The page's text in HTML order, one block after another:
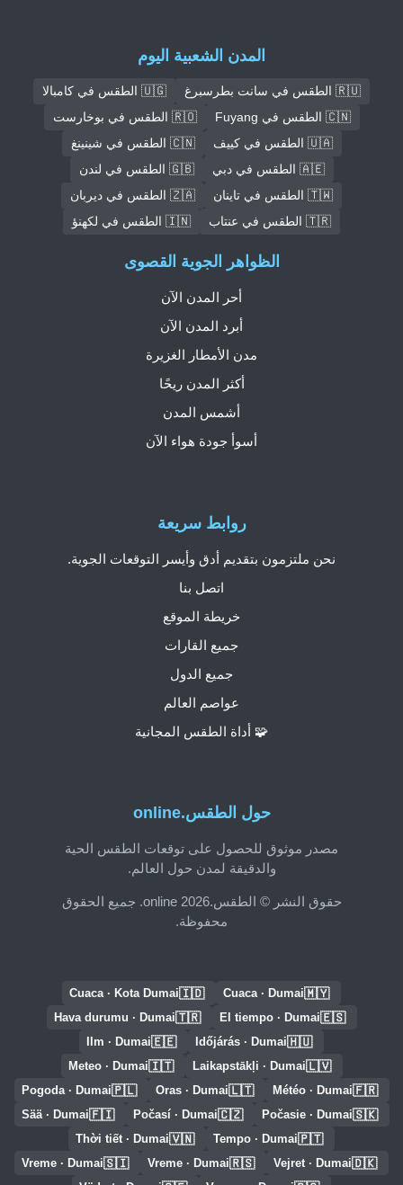
المدن الشعبية اليوم
🇷🇺 الطقس في سانت بطرسبرغ
🇺🇬 الطقس في كامبالا
🇨🇳 الطقس في Fuyang
🇷🇴 الطقس في بوخارست
🇺🇦 الطقس في كييف
🇨🇳 الطقس في شينينغ
🇦🇪 الطقس في دبي
🇬🇧 الطقس في لندن
🇹🇼 الطقس في تاينان
🇿🇦 الطقس في ديربان
🇹🇷 الطقس في عنتاب
🇮🇳 الطقس في لكهنؤ
حول الطقس.online
مصدر موثوق للحصول على توقعات الطقس الحية
والدقيقة لمدن حول العالم.
حقوق النشر © الطقس.online 2026. جميع الحقوق
محفوظة.
روابط سريعة
نحن ملتزمون بتقديم أدق وأيسر التوقعات الجوية.
اتصل بنا
خريطة الموقع
جميع القارات
جميع الدول
عواصم العالم
🧩 أداة الطقس المجانية
الظواهر الجوية القصوى
أحر المدن الآن
أبرد المدن الآن
مدن الأمطار الغزيرة
أكثر المدن ريحًا
أشمس المدن
أسوأ جودة هواء الآن
🇲🇾
Cuaca · Dumai
🇮🇩
Cuaca · Kota Dumai
🇪🇸
El tiempo · Dumai
🇹🇷
Hava durumu · Dumai
🇭🇺
Időjárás · Dumai
🇪🇪
Ilm · Dumai
🇱🇻
Laikapstākļi · Dumai
🇮🇹
Meteo · Dumai
🇫🇷
Météo · Dumai
🇱🇹
Oras · Dumai
🇵🇱
Pogoda · Dumai
🇸🇰
Počasie · Dumai
🇨🇿
Počasí · Dumai
🇫🇮
Sää · Dumai
🇵🇹
Tempo · Dumai
🇻🇳
Thời tiết · Dumai
🇩🇰
Vejret · Dumai
🇷🇸
Vreme · Dumai
🇸🇮
Vreme · Dumai